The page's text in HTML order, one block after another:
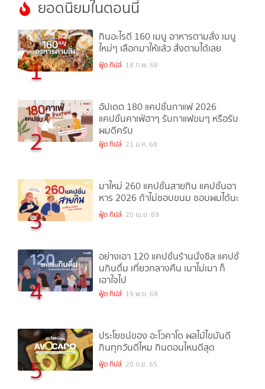
ยอดนิยมในตอนนี้
1
กินอะไรดี 160 เมนู อาหารตามสั่ง เมนู
ใหม่ๆ เลือกมาให้แล้ว สั่งตามได้เลย
ฟู้ด ทิปส์ 18 ก.พ. 68
2
อัปเดต 180 แคปชั่นกาแฟ 2026
แคปชั่นคาเฟ่ฮาๆ รับกาแฟขมๆ หรือรับ
ผมดีครับ
ฟู้ด ทิปส์ 21 ม.ค. 68
3
มาใหม่ 260 แคปชั่นสายกิน แคปชั่นอา
หาร 2026 ถ้าไม่ชอบขนม ชอบผมได้นะ
ฟู้ด ทิปส์ 20 เม.ย. 69
4
อย่างเอา 120 แคปชั่นร้านนั่งชิล แคปชั่
นกินดื่ม เที่ยวกลางคืน เมาไม่เมา ก็
เอาใจไป
ฟู้ด ทิปส์ 19 พ.ย. 68
5
ประโยชน์ของ อะโวคาโด ผลไม้ไขมันดี
กินทุกวันดีไหม กินตอนไหนดีสุด
ฟู้ด ทิปส์ 20 ก.ย. 65